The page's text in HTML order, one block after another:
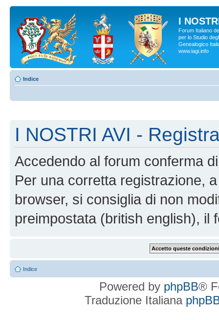
I
Forum Italiano
per lo Studio
Genealogico
www.iagi.info
Indice
I NOSTRI AVI -
Accedendo al forum conferma
Per una corretta registrazione,
browser, si consiglia di non
preimpostata (british english), il
Indice
Powered by phpBB®
Traduzione Italiana